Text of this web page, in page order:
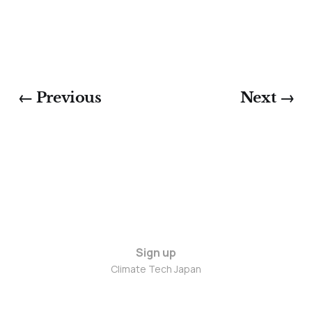
← Previous Next →
Sign up
Climate Tech Japan